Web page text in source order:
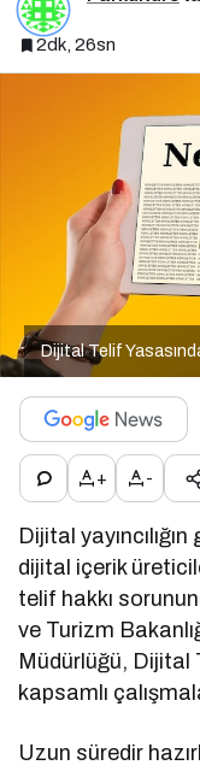
2dk, 26sn
Dijital Telif
+ -
Dijital
dijital içerik
telif hakkı
ve Turizm
Müdürlüğü, Dijital
kapsamlı
Uzun süredir